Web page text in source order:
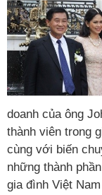
doanh của ông
thành viên trong
cùng với biến
những thành
gia đình Việt